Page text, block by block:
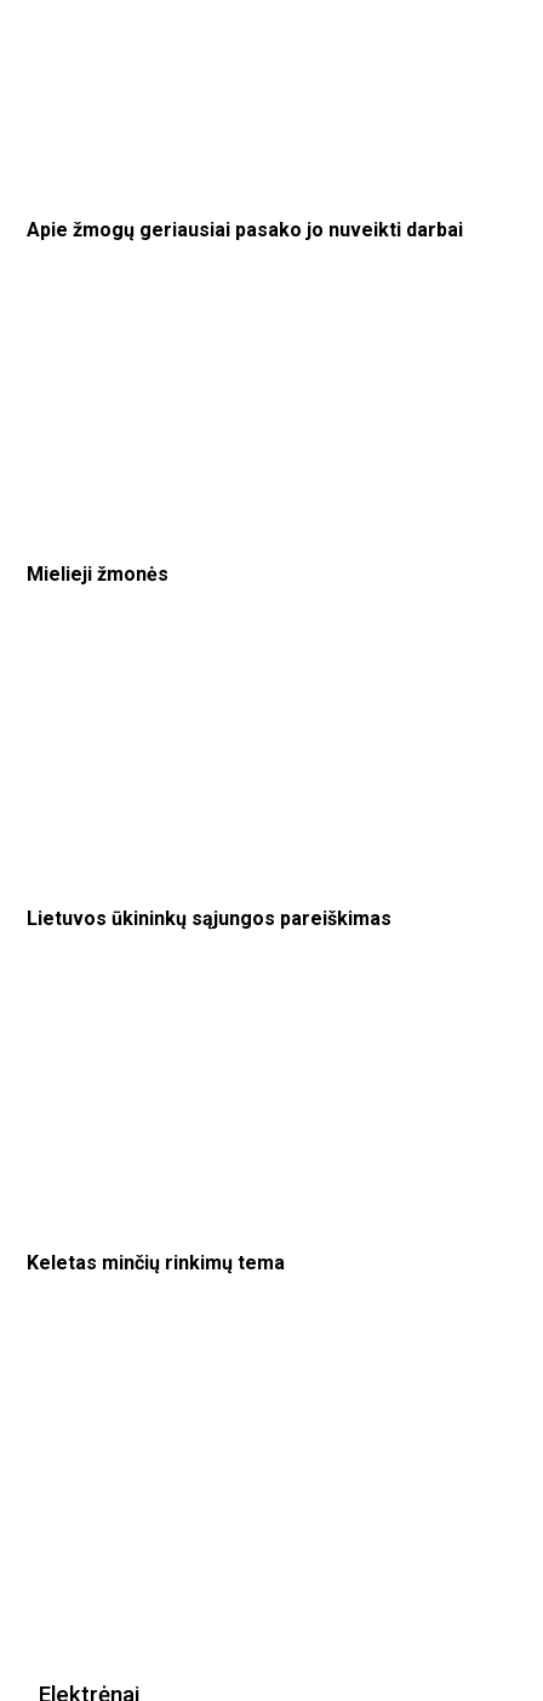
Apie žmogų geriausiai pasako jo nuveikti darbai
Mielieji žmonės
Lietuvos ūkininkų sąjungos pareiškimas
Keletas minčių rinkimų tema
Elektrėnai